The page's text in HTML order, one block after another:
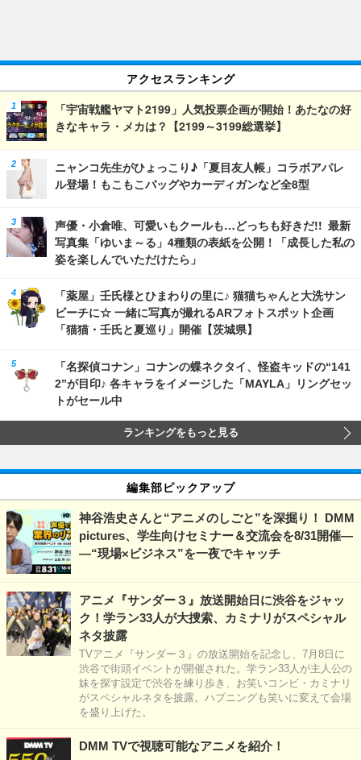
アクセスランキング
「宇宙戦艦ヤマト2199」人気投票企画が開始！あたなの好
きなキャラ・メカは？【2199～3199総選挙】
ニャンコ先生がひょっこり♪「夏目友人帳」コラボアパレ
ル登場！もこもこバッグやカーディガンなど全8型
声優・小倉唯、可愛いもクールも…どっちも好きだ!! 最新
写真集「ゆいま～る」4種類の表紙を公開！「成長した私の
姿を楽しんでいただけたら」
「薬屋」壬氏様とひまわりの里に♪ 猫猫ちゃんと大洗サン
ビーチに☆ 一緒に写真が撮れるARフォトスポット企画
「猫猫・壬氏と夏巡り」開催【茨城県】
「名探偵コナン」コナンの蝶ネクタイ、怪盗キッドの“141
2”が目印♪ 各キャラをイメージした「MAYLA」リングセッ
トがセール中
ランキングをもっと見る
編集部ピックアップ
神谷浩史さんと“アニメのしごと”を深掘り！ DMM
pictures、学生向けセミナー＆交流会を8/31開催―
―“現場×ビジネス”を一夜でキャッチ
アニメ『サンダー３』放送開始日に渋谷をジャッ
ク！学ラン33人が大捜索、カミナリがスペシャル
ネタ披露
TVアニメ『サンダー３』の放送開始を記念し、7月8日に
渋谷で街頭イベントが開催された。学ラン33人が主人公の
妹を探す設定で渋谷を練り歩き、お笑いコンビ・カミナリ
がスペシャルネタを披露。ハプニングも笑いに変えて会場
を盛り上げた。
DMM TVで視聴可能なアニメを紹介！